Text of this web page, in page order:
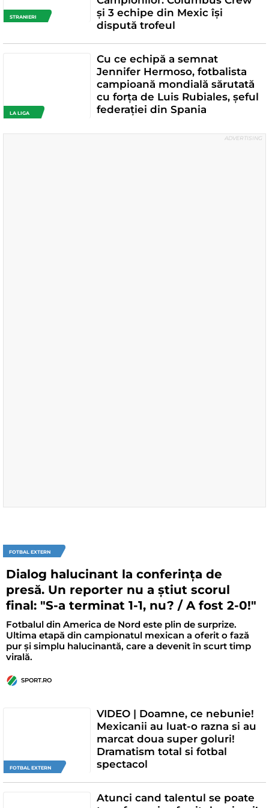
STRANIERI
și 3 echipe din Mexic își
dispută trofeul
LA LIGA
Cu ce echipă a semnat
Jennifer Hermoso, fotbalista
campioană mondială sărutată
cu forța de Luis Rubiales, șeful
federației din Spania
FOTBAL EXTERN
Dialog halucinant la conferința de
presă. Un reporter nu a știut scorul
final: "S-a terminat 1-1, nu? / A fost 2-0!"
Fotbalul din America de Nord este plin de surprize.
Ultima etapă din campionatul mexican a oferit o fază
pur și simplu halucinantă, care a devenit în scurt timp
virală.
SPORT.RO
FOTBAL EXTERN
VIDEO | Doamne, ce nebunie!
Mexicanii au luat-o razna si au
marcat doua super goluri!
Dramatism total si fotbal
spectacol
Atunci cand talentul se poate